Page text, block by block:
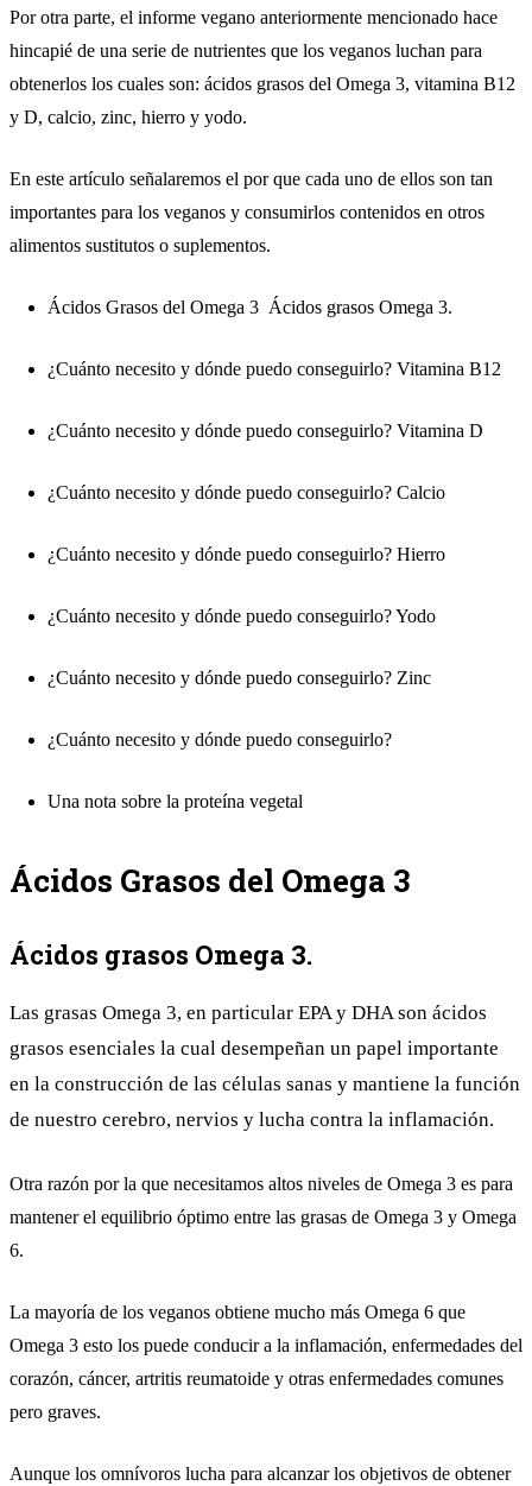
Por otra parte, el informe vegano anteriormente mencionado hace
hincapié de una serie de nutrientes que los veganos luchan para
obtenerlos los cuales son: ácidos grasos del Omega 3, vitamina B12
y D, calcio, zinc, hierro y yodo.
En este artículo señalaremos el por que cada uno de ellos son tan
importantes para los veganos y consumirlos contenidos en otros
alimentos sustitutos o suplementos.
Ácidos Grasos del Omega 3 Ácidos grasos Omega 3.
¿Cuánto necesito y dónde puedo conseguirlo? Vitamina B12
¿Cuánto necesito y dónde puedo conseguirlo? Vitamina D
¿Cuánto necesito y dónde puedo conseguirlo? Calcio
¿Cuánto necesito y dónde puedo conseguirlo? Hierro
¿Cuánto necesito y dónde puedo conseguirlo? Yodo
¿Cuánto necesito y dónde puedo conseguirlo? Zinc
¿Cuánto necesito y dónde puedo conseguirlo?
Una nota sobre la proteína vegetal
Ácidos Grasos del Omega 3
Ácidos grasos Omega 3.
Las grasas Omega 3, en particular EPA y DHA son ácidos
grasos esenciales la cual desempeñan un papel importante
en la construcción de las células sanas y mantiene la función
de nuestro cerebro, nervios y lucha contra la inflamación.
Otra razón por la que necesitamos altos niveles de Omega 3 es para
mantener el equilibrio óptimo entre las grasas de Omega 3 y Omega
6.
La mayoría de los veganos obtiene mucho más Omega 6 que
Omega 3 esto los puede conducir a la inflamación, enfermedades del
corazón, cáncer, artritis reumatoide y otras enfermedades comunes
pero graves.
Aunque los omnívoros lucha para alcanzar los objetivos de obtener